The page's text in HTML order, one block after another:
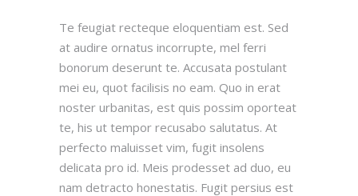
Te feugiat recteque eloquentiam est. Sed
at audire ornatus incorrupte, mel ferri
bonorum deserunt te. Accusata postulant
mei eu, quot facilisis no eam. Quo in erat
noster urbanitas, est quis possim oporteat
te, his ut tempor recusabo salutatus. At
perfecto maluisset vim, fugit insolens
delicata pro id. Meis prodesset ad duo, eu
nam detracto honestatis. Fugit persius est